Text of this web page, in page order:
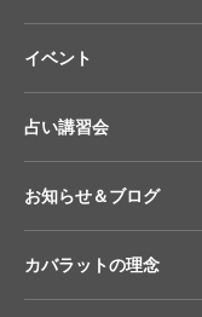
イベント
占い講習会
お知らせ＆ブログ
カバラットの理念